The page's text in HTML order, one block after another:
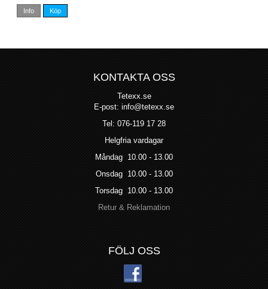
Info Köp
KONTAKTA OSS
Tetexx.se
E-post: info@tetexx.se
Tel: 076-119 17 28
Helgfria vardagar
Måndag 10.00 - 13.00
Onsdag 10.00 - 13.00
Torsdag 10.00 - 13.00
Retur & Reklamation
FÖLJ OSS